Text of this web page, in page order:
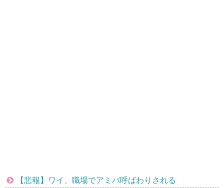
【悲報】ワイ、職場でアミバ呼ばわりされる